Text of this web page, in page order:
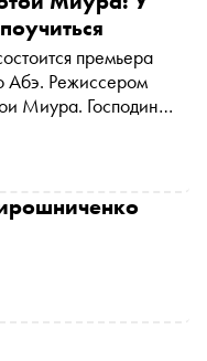
премьера
Абэ. Режиссером
Миура. Господин
в Россию
важна пьеса про
ролей из
только русский